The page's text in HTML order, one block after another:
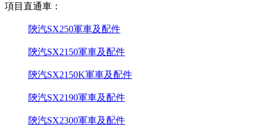
項目直通車：
陝汽SX250軍車及配件
陝汽SX2150軍車及配件
陝汽SX2150K軍車及配件
陝汽SX2190軍車及配件
陝汽SX2300軍車及配件